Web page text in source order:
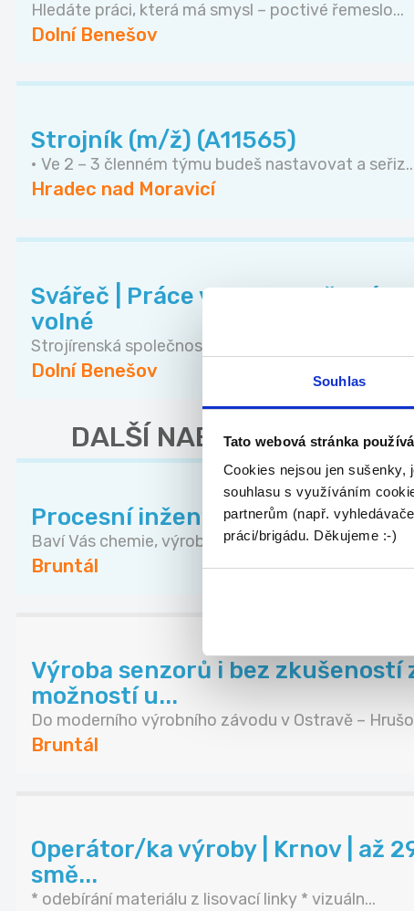
Souhlas
Tato webová stránka
Cookies nejsou jen sušenky,
souhlasu s využíváním
partnerům (např.
práci/brigádu. Děkujeme :-)
Hledáte práci, která má smysl – poctivé řemeslo...
Dolní Benešov
Strojník (m/ž) (A11565)
• Ve 2 – 3 členném týmu budeš nastavovat a
Hradec nad Moravicí
Svářeč | Práce ve
volné
Strojírenská společnost zabývající se výrobou ko...
Dolní Benešov
DALŠÍ NABÍDKY Z KRAJE
Procesní inženýr | Chemie a
Baví Vás chemie, výrobní technologie a hledání z...
Bruntál
Výroba senzorů i bez zkušeností
možností u...
Do moderního výrobního závodu v Ostravě –
Bruntál
Operátor/ka výroby | Krnov | až
smě...
* odebírání materiálu z lisovací linky * vizuáln...